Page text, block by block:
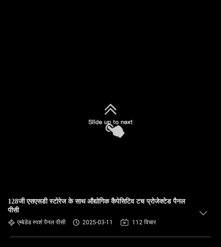
128जी एसएसडी स्टोरेज के साथ औद्योगिक कैपेसिटिव टच प्रोजेक्टेड पैनल
पीसी
एम्बेडेड स्पर्श पैनल पीसी 2025-03-11 112 विचार